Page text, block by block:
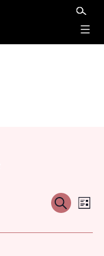
Cerca